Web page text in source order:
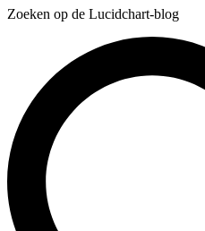
Zoeken op de Lucidchart-blog